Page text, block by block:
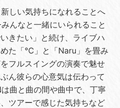
しい気持ちになれることへ
んなと一緒にいられること
きたい」と続け、ライブハ
た「℃」と「Naru」を畳み
フルスイングの演奏で魅せ
ん彼らの心意気は伝わって
曲と曲の間や曲中で、丁寧
ツアーで感じた気持ちなど